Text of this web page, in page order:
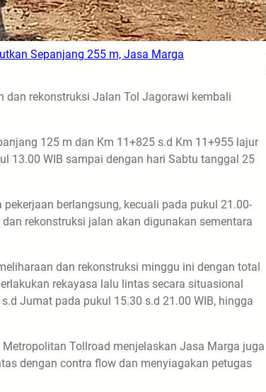
Sepanjang 255 m, Jasa Marga
rekonstruksi Jalan Tol Jagorawi kembali
125 m dan Km 11+825 s.d Km 11+955 lajur
13.00 WIB sampai dengan hari Sabtu tanggal 25
berlangsung, kecuali pada pukul 21.00-
rekonstruksi jalan akan digunakan sementara
dan rekonstruksi minggu ini dengan total
rekayasa lalu lintas secara situasional
Jumat pada pukul 15.30 s.d 21.00 WIB, hingga
Tollroad menjelaskan Jasa Marga juga
dengan contra flow dan menyiagakan petugas